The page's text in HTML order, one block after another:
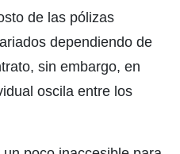
de las pólizas
dependiendo de
sin embargo, en
oscila entre los